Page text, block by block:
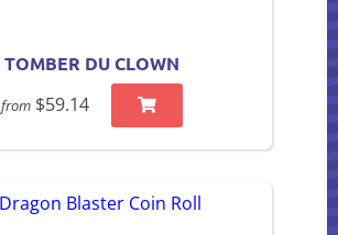
TOMBER DU CLOWN
from $59.14